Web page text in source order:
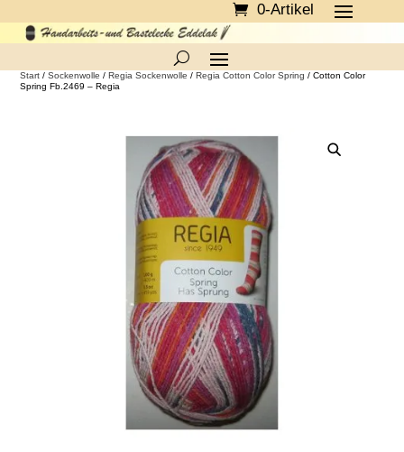
0-Artikel
Start /Sockenwolle /Regia Sockenwolle /Regia Cotton Color Spring / Cotton Color
Spring Fb.2469 – Regia